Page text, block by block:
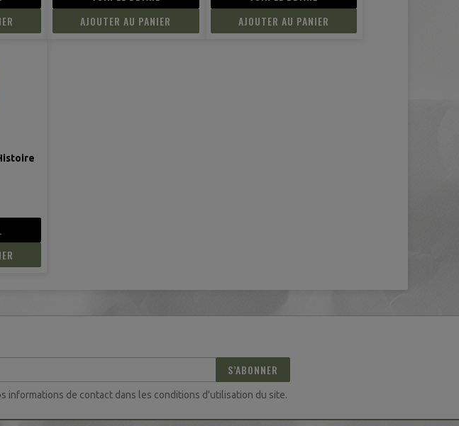
AJOUTER AU PANIER
AJOUTER AU PANIER
S’ABONNER
informations de contact dans les conditions d'utilisation du site.